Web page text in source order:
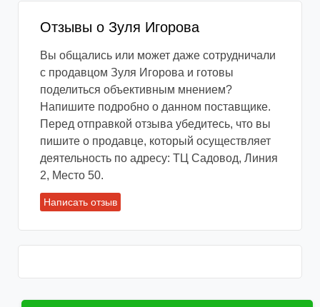
Отзывы о Зуля Игорова
Вы общались или может даже сотрудничали
с продавцом Зуля Игорова и готовы
поделиться объективным мнением?
Напишите подробно о данном поставщике.
Перед отправкой отзыва убедитесь, что вы
пишите о продавце, который осуществляет
деятельность по адресу: ТЦ Садовод, Линия
2, Место 50.
Написать отзыв